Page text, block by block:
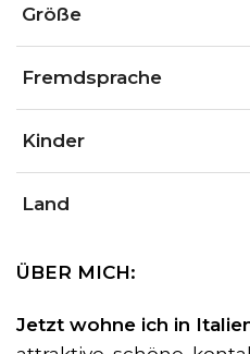
Größe
Fremdsprache
Kinder
Land
ÜBER MICH:
Jetzt wohne ich in